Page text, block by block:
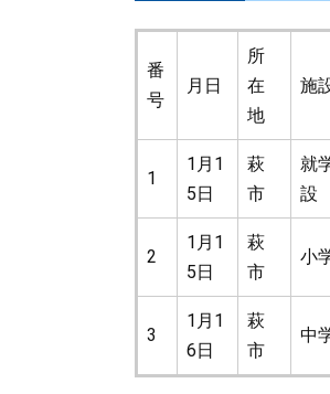
番
号
月日
所
在
地
施
1
1月1
5日
萩
市
就
設
2
1月1
5日
萩
市
小
3
1月1
6日
萩
市
中